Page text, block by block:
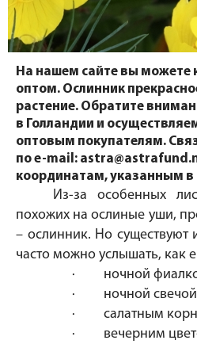
На нашем сайте вы можете
оптом. Ослинник
растение. Обратите
в Голландии и
оптовым покупателям.
по e-mail:
координатам, указанным в
Из-за особенных
похожих на ослиные уши,
– ослинник. Но существуют
часто можно услышать, как
·
ночной
·
ночной
·
салатным
·
вечерним